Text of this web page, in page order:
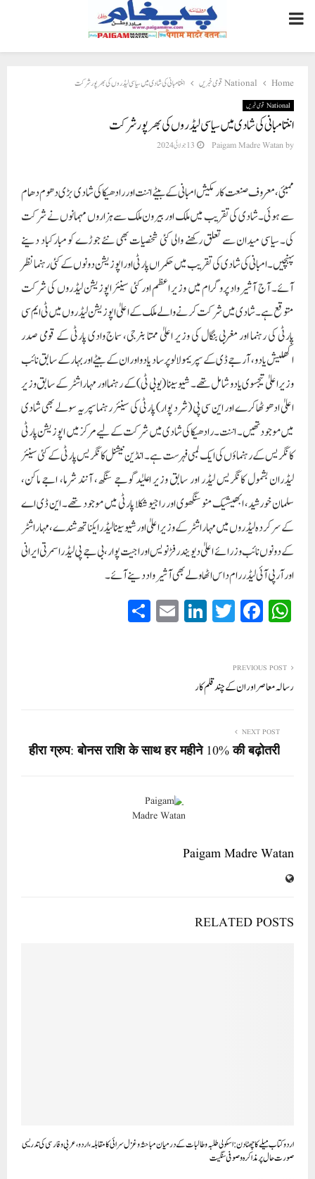
PRIMARY
MENU
Home National قومی خبریں اننتامبانی کی شادی میں سیاسی لیڈروں کی بھرپور شرکت
National قومی خبریں
اننتامبانی کی شادی میں سیاسی لیڈروں کی بھرپور شرکت
by
Paigam Madre Watan 13 جولائی 2024
ممبئی، معروف صنعت کار مکیش امبانی کے بیٹے اننت اور رادھیکا کی شادی بڑی دھوم دھام
سے ہوئی۔ شادی کی تقریب میں ملک اور بیرون ملک سے ہزاروں مہمانوں نے شرکت
کی۔ سیاسی میدان سے تعلق رکھنے والی کئی شخصیات بھی نئے جوڑے کو مبارکباد دینے
پہنچیں۔ امبانی کی شادی کی تقریب میں حکمراں پارٹی اور اپوزیشن دونوں کے کئی رہنما نظر
آئے۔ آج آشیرواد پروگرام میں وزیر اعظم اور کئی سینئر اپوزیشن لیڈروں کی شرکت
متوقع ہے۔ شادی میں شرکت کرنے والے ملک کے اعلیٰ اپوزیشن لیڈروں میں ٹی ایم سی
پارٹی کی رہنما اور مغربی بنگال کی وزیر اعلیٰ ممتا بنرجی، سماج وادی پارٹی کے قومی صدر
اکھلیش یادو، آر جے ڈی کے سپریمو لالو پرساد یادو اور ان کے بیٹے اور بہار کے سابق نائب
وزیر اعلیٰ تیجسوی یادو شامل تھے۔ شیو سینا (یو بی ٹی) کے رہنما اور مہاراشٹر کے سابق وزیر
اعلیٰ ادھو ٹھاکرے اور این سی پی (شرد پوار) پارٹی کی سینئر رہنما سپریہ سولے بھی شادی
میں موجود تھیں۔ اننت۔ رادھیکا کی شادی میں شرکت کے لیے مرکز میں اپوزیشن پارٹی
کانگریس کے رہنماؤں کی ایک لمبی فہرست ہے۔ انڈین نیشنل کانگریس پارٹی کے کئی سینئر
لیڈران بشمول کانگریس لیڈر اور سابق وزیر اعلیٰدگوجے سنگھ، آنند شرما، اجے ماکن،
سلمان خورشید، ابھیشیک منو سنگھوی اور راجیو شکلا پارٹی میں موجود تھے۔ این ڈی اے
کے سرکردہ لیڈروں میں مہاراشٹر کے وزیر اعلیٰ اور شیوسینا لیڈر ایکناتھ شندے، مہاراشٹر
کے دونوں نائب وزرائے اعلیٰ دیویندر فڑنویس اور اجیت پوار، بی جے پی لیڈر اسمرتی ایرانی
اور آر پی آئی لیڈر رام داس اٹھاولے بھی آشیرواد دینے آئے۔
W
ha
A
pp
Fa
ce
ok
T
wi
r
Li
nk
E
m
PREVIOUS POST
رسالہ معاصر اور ان کے چند قلم کار
NEXT POST
हीरा ग्रुप: बोनस राशि के साथ हर महीने 10% की बढ़ोतरी
Paigam Madre Watan
RELATED POSTS
اردو کتاب میلے کا چھٹا دن : اسکولی طلبہ و طالبات کے درمیان مباحثہ و غزل سرائی کا مقابلہ ، اردو، عربی و فارسی کی تدریسی
صورت حال پر مذاکرہ و صوفی سنگیت